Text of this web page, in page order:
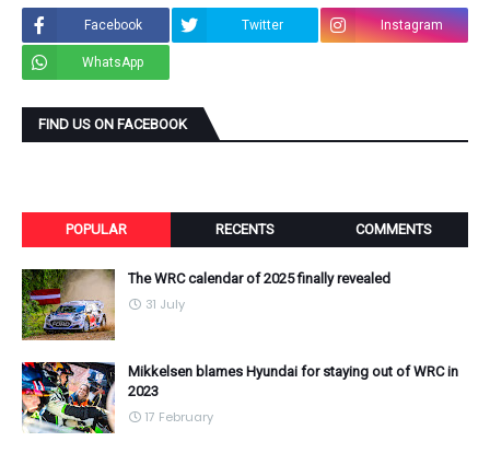
Facebook Twitter Instagram
WhatsApp
FIND US ON FACEBOOK
POPULAR RECENTS COMMENTS
The WRC calendar of 2025 finally revealed
31 July
Mikkelsen blames Hyundai for staying out of WRC in
2023
17 February